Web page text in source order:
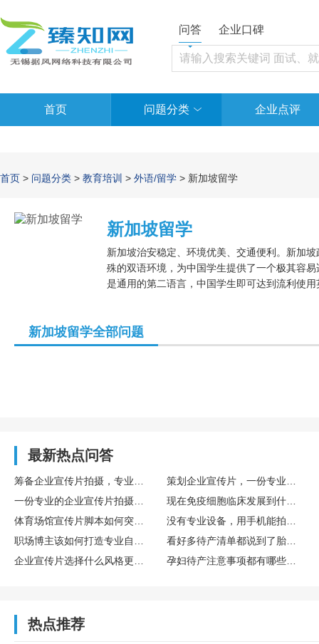
问答 企业口碑
首页 问题分类 企业点评
首页 > 问题分类 > 教育培训 > 外语/留学 > 新加坡留学
新加坡留学
新加坡治安稳定、环境优美、交通便利。新加
殊的双语环境，为中国学生提供了一个极其容
是通用的第二语言，中国学生即可达到流利使
新加坡留学全部问题
最新热点问答
热点推荐